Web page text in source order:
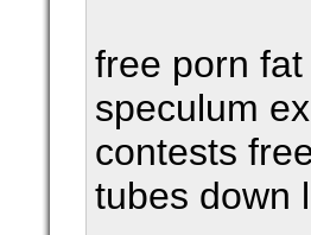
free porn
speculum
contests
tubes down